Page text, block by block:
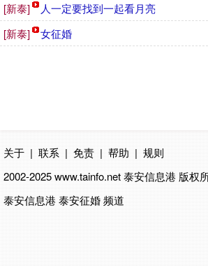
[新泰] 人一定要找到一起看月亮
[新泰] 女征婚
关于 | 联系 | 免责 | 帮助 | 规则
2002-2025 www.tainfo.net泰安信息港 版权
泰安信息港 泰安征婚 频道